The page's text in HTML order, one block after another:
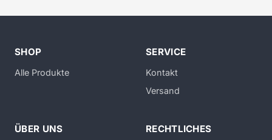
SHOP
Alle Produkte
SERVICE
Kontakt
Versand
ÜBER UNS RECHTLICHES